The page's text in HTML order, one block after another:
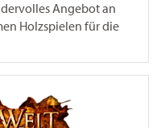
Angebot an
Holzspielen für die